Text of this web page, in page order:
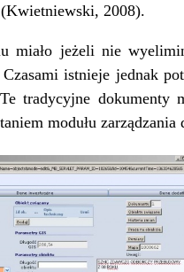
(Kwietniewski, 2008).
miało jeżeli nie
istnieje jednak
tradycyjne
modułu zarządzania